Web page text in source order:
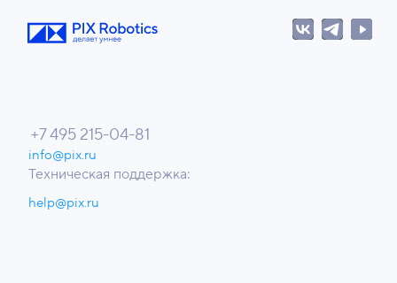
+7 495 215-04-81
info@pix.ru
Техническая поддержка:
help@pix.ru